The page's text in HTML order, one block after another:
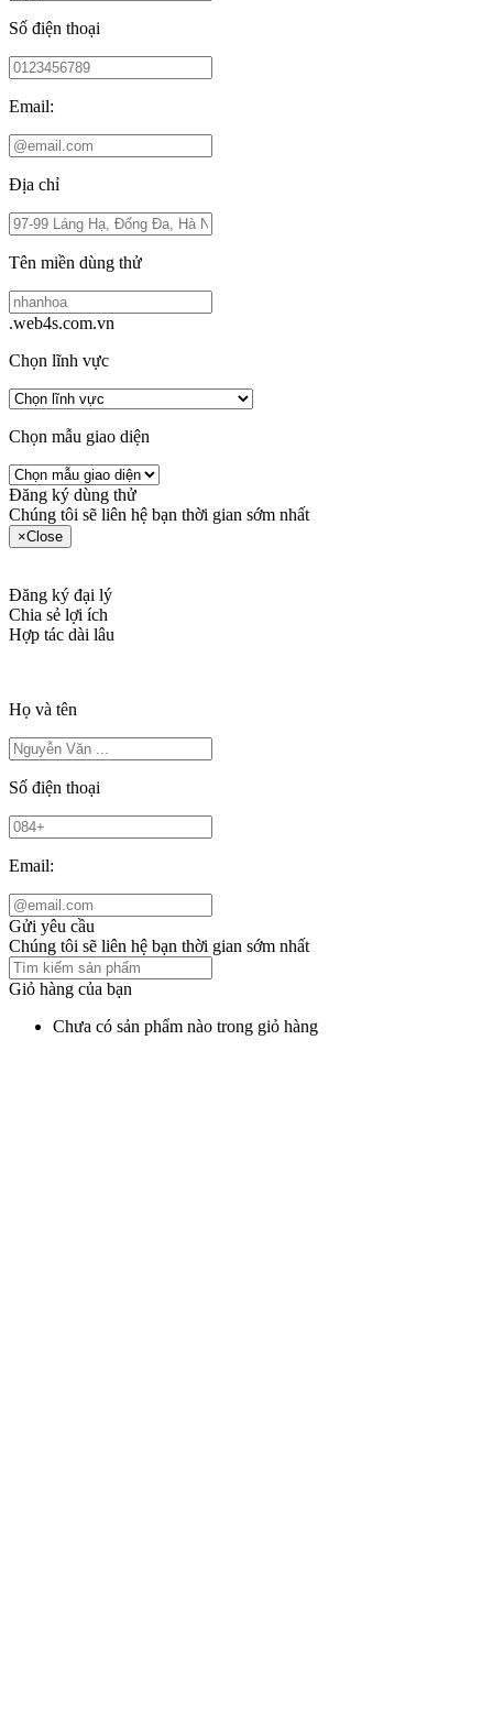
Số điện thoại
Email:
Địa chỉ
Tên miền dùng thử
.web4s.com.vn
Chọn lĩnh vực
Chọn mẫu giao diện
Đăng ký dùng thử
Chúng tôi sẽ liên hệ bạn thời gian sớm nhất
×Close
Đăng ký đại lý
Chia sẻ lợi ích
Hợp tác dài lâu
Họ và tên
Số điện thoại
Email:
Gửi yêu cầu
Chúng tôi sẽ liên hệ bạn thời gian sớm nhất
Giỏ hàng của bạn
Chưa có sản phẩm nào trong giỏ hàng